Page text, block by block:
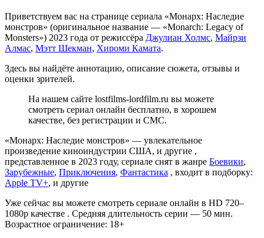
Приветствуем вас на странице сериала «Монарх: Наследие
монстров» (оригинальное название — «Monarch: Legacy of
Monsters») 2023 года от режиссёра Джулиан Холмс, Майрзи
Алмас, Мэтт Шекман, Хироми Камата.
Здесь вы найдёте аннотацию, описание сюжета, отзывы и
оценки зрителей.
На нашем сайте lostfilms-lordfilm.ru вы можете
смотреть сериал онлайн бесплатно, в хорошем
качестве, без регистрации и СМС.
«Монарх: Наследие монстров» — увлекательное
произведение киноиндустрии США, и другие ,
представленное в 2023 году, сериале снят в жанре Боевики,
Зарубежные, Приключения, Фантастика , входит в подборку:
Apple TV+, и другие
Уже сейчас вы можете смотреть сериале онлайн в HD 720–
1080p качестве . Средняя длительность серии — 50 мин.
Возрастное ограничение: 18+